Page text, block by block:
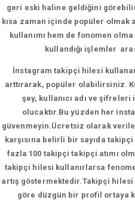
geri eski haline geldiğini
kısa zaman içinde popüler olmak
kullanımı hem de fonomen
kullandığı işlemler
İnstagram takipçi hilesi
arttırarak, popüler olabilirsiniz.
şey, kullanıcı adı ve
olucaktır.Bu yüzden her
güvenmeyin.Ücretsiz olarak
karşısına belirli bir sayıda
fazla 100 takipçi takipçi atımı
takipçi hilesi kullanırlarsa
artış göstermektedir.Takipçi
göre düzgün bir profil ortaya